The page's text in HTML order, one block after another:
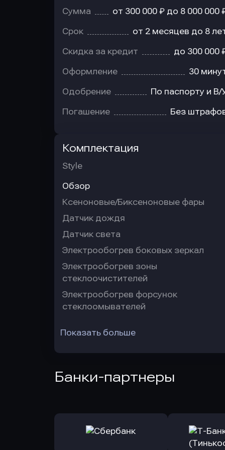
Сумма от 300 000 ₽ до 8 000 000
Срок от 2 месяцев до 8
Скидка за кредит до 300 000
Оформление 30
Одобрение По паспорту и В/
Погашение Без
Комплектация
Style
Обзор
Ксеноновые/Биксеноновые фары
Датчик дождя
Датчик света
Электрообогрев боковых зеркал
Электрообогрев зоны
стеклоочистителей
Электрообогрев форсунок
стеклоомывателей
Показать больше
Банки-партнеры